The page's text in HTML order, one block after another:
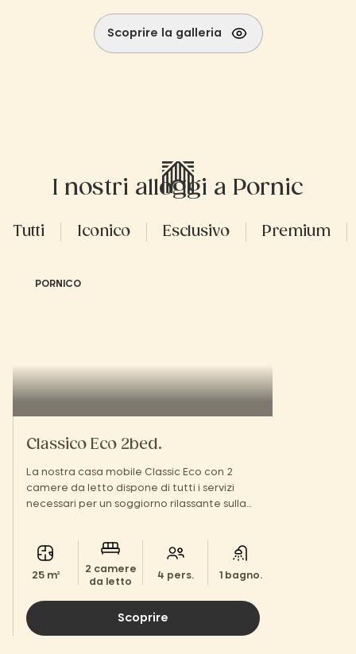
Scoprire la galleria
I nostri alloggi a Pornic
Tutti Iconico Esclusivo Premium
PORNICO
Classico Eco 2bed.
La nostra casa mobile Classic Eco con 2
camere da letto dispone di tutti i servizi
necessari per un soggiorno rilassante sulla
25 m²
2 camere
da letto
4 pers. 1 bagno.
Scoprire